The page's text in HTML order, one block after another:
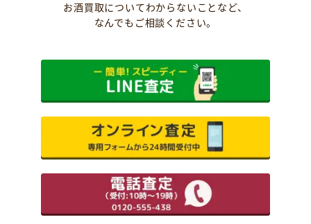
お酒買取についてわからないことなど、
なんでもご相談ください。